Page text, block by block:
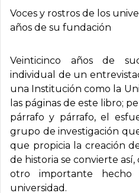
Voces y rostros de los
años de su fundación
Veinticinco años de
individual de un
una Institución como la
las páginas de este libro;
párrafo y párrafo, el
grupo de investigación
que propicia la creación
de historia se convierte
otro importante hecho
universidad.